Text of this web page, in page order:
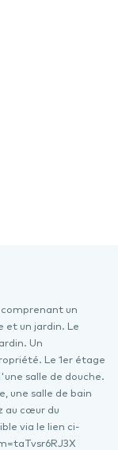
comprenant un
et un jardin. Le
Un
Le 1er étage
salle de douche.
une salle de bain
au cœur du
via le lien ci-